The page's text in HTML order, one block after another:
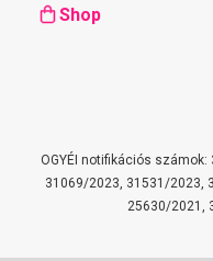
Shop
OGYÉI notifikációs
31069/2023, 31531/2023,
25630/2021,